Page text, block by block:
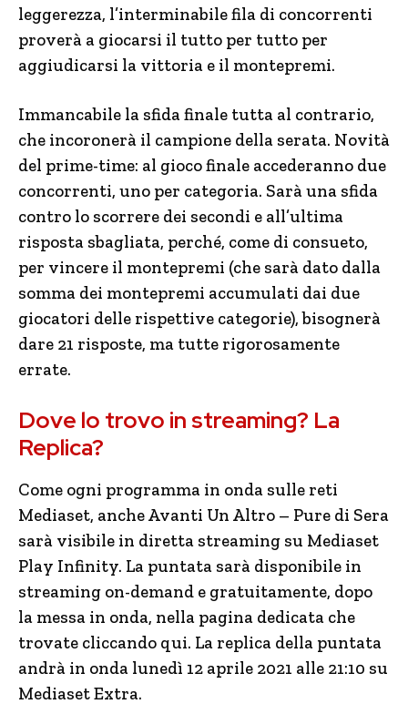
leggerezza, l’interminabile fila di concorrenti
proverà a giocarsi il tutto per tutto per
aggiudicarsi la vittoria e il montepremi.
Immancabile la sfida finale tutta al contrario,
che incoronerà il campione della serata. Novità
del prime-time: al gioco finale accederanno due
concorrenti, uno per categoria. Sarà una sfida
contro lo scorrere dei secondi e all’ultima
risposta sbagliata, perché, come di consueto,
per vincere il montepremi (che sarà dato dalla
somma dei montepremi accumulati dai due
giocatori delle rispettive categorie), bisognerà
dare 21 risposte, ma tutte rigorosamente
errate.
Dove lo trovo in streaming? La
Replica?
Come ogni programma in onda sulle reti
Mediaset, anche Avanti Un Altro – Pure di Sera
sarà visibile in diretta streaming su Mediaset
Play Infinity. La puntata sarà disponibile in
streaming on-demand e gratuitamente, dopo
la messa in onda, nella pagina dedicata che
trovate cliccando qui. La replica della puntata
andrà in onda lunedì 12 aprile 2021 alle 21:10 su
Mediaset Extra.